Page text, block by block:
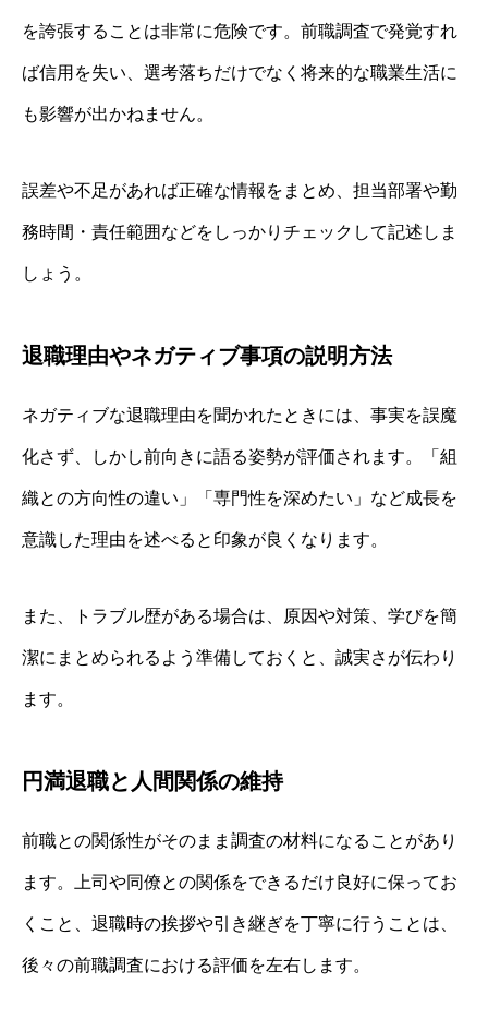
を誇張することは非常に危険です。前職調査で発覚すれ
ば信用を失い、選考落ちだけでなく将来的な職業生活に
も影響が出かねません。
誤差や不足があれば正確な情報をまとめ、担当部署や勤
務時間・責任範囲などをしっかりチェックして記述しま
しょう。
退職理由やネガティブ事項の説明方法
ネガティブな退職理由を聞かれたときには、事実を誤魔
化さず、しかし前向きに語る姿勢が評価されます。「組
織との方向性の違い」「専門性を深めたい」など成長を
意識した理由を述べると印象が良くなります。
また、トラブル歴がある場合は、原因や対策、学びを簡
潔にまとめられるよう準備しておくと、誠実さが伝わり
ます。
円満退職と人間関係の維持
前職との関係性がそのまま調査の材料になることがあり
ます。上司や同僚との関係をできるだけ良好に保ってお
くこと、退職時の挨拶や引き継ぎを丁寧に行うことは、
後々の前職調査における評価を左右します。